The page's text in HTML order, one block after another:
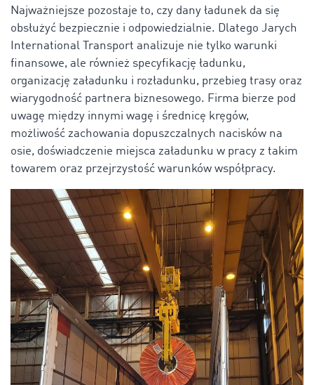
Najważniejsze pozostaje to, czy dany ładunek da się
obsłużyć bezpiecznie i odpowiedzialnie. Dlatego Jarych
International Transport analizuje nie tylko warunki
finansowe, ale również specyfikację ładunku,
organizację załadunku i rozładunku, przebieg trasy oraz
wiarygodność partnera biznesowego. Firma bierze pod
uwagę między innymi wagę i średnicę kręgów,
możliwość zachowania dopuszczalnych nacisków na
osie, doświadczenie miejsca załadunku w pracy z takim
towarem oraz przejrzystość warunków współpracy.